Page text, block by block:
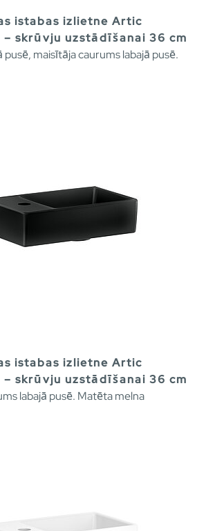
istabas izlietne Artic
– skrūvju uzstādīšanai 36 cm
pusē, maisītāja caurums labajā pusē.
istabas izlietne Artic
– skrūvju uzstādīšanai 36 cm
labajā pusē. Matēta melna